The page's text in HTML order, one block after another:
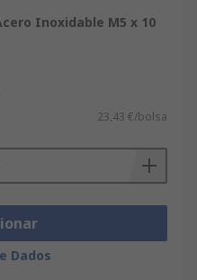
Inoxidable M5 x 10
23,43 €/bolsa
Dados